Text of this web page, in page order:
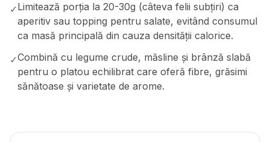
✓Limitează porția la 20-30g (câteva felii subțiri) ca
aperitiv sau topping pentru salate, evitând consumul
ca masă principală din cauza densității calorice.
✓Combină cu legume crude, măsline și brânză slabă
pentru o platou echilibrat care oferă fibre, grăsimi
sănătoase și varietate de arome.